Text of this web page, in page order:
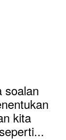
soalan
kita